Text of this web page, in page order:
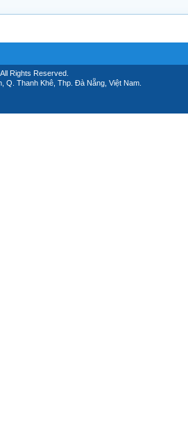
Rights Reserved.
Q. Thanh Khê, Thp. Đà Nẵng, Việt Nam.